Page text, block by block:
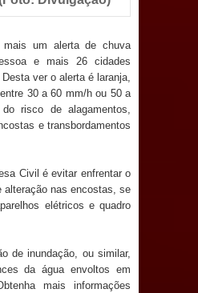
tamarindeiro e
Memorial Augusto dos
oxigênio do Estado
maneira inédita no mundo
temas polêmicos;
de Sapé promove
mais um alerta de chuva
e mais 26 cidades
ver o alerta é laranja,
30 a 60 mm/h ou 50 a
risco de alagamentos,
e transbordamentos
Civil é evitar enfrentar o
alteração nas encostas, se
elétricos e quadro
de inundação, ou similar,
da água envoltos em
mais informações